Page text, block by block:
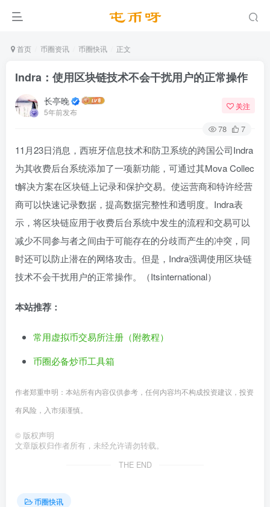
首页 币圈资讯 币圈快讯 正文
Indra：使用区块链技术不会干扰用户的正常操作
长亭晚
5年前发布
关注
78 7
11月23日消息，西班牙信息技术和防卫系统的跨国公司Indra
为其收费后台系统添加了一项新功能，可通过其Mova Collec
t解决方案在区块链上记录和保护交易。使运营商和特许经营
商可以快速记录数据，提高数据完整性和透明度。Indra表
示，将区块链应用于收费后台系统中发生的流程和交易可以
减少不同参与者之间由于可能存在的分歧而产生的冲突，同
时还可以防止潜在的网络攻击。但是，Indra强调使用区块链
技术不会干扰用户的正常操作。（Itsinternational）
本站推荐：
常用虚拟币交易所注册（附教程）
币圈必备炒币工具箱
作者郑重申明：本站所有内容仅供参考，任何内容均不构成投资建议，投资
有风险，入市须谨慎。
© 版权声明
文章版权归作者所有，未经允许请勿转载。
THE END
币圈快讯